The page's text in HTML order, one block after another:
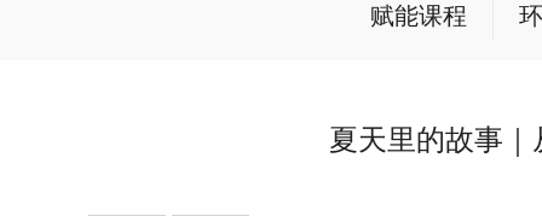
赋能课程
夏天里的故事｜